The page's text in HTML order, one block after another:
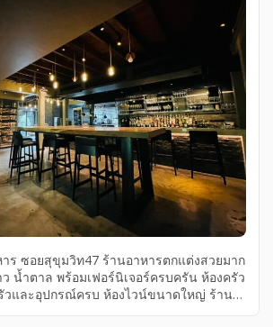
ร ซอยสุขุมวิท47 ร้านอาหารตกแต่งสวยมาก
น้ำตาล พร้อมเฟอร์นิเจอร์ครบครัน ห้องครัว
วและอุปกรณ์ครบ ห้องไวน์ขนาดใหญ่ ร้าน